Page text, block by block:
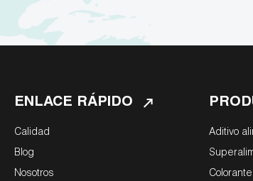
ENLACE RÁPIDO
Calidad
Blog
Nosotros
Aditivo